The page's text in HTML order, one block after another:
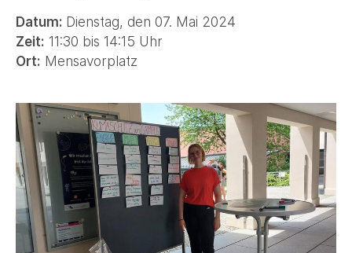
Datum: Dienstag, den 07. Mai 2024
Zeit: 11:30 bis 14:15 Uhr
Ort: Mensavorplatz